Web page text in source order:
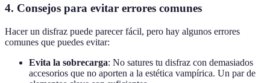
4. Consejos para evitar errores comunes
Hacer un disfraz puede parecer fácil, pero hay algunos errores
comunes que puedes evitar:
Evita la sobrecarga: No satures tu disfraz con demasiados
accesorios que no aporten a la estética vampírica. Un par de